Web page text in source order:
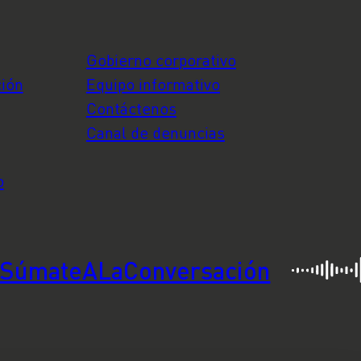
Gobierno corporativo
Equipo informativo
Contáctenos
Canal de denuncias
SúmateALaConversación